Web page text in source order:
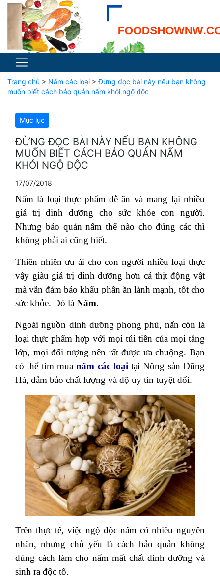
Trang chủ > Nấm các loại >Đừng đọc bài này nếu bạn không
muốn biết cách bảo quản nấm khỏi ngộ độc
Mục lục
ĐỪNG ĐỌC BÀI NÀY NẾU BẠN KHÔNG
MUỐN BIẾT CÁCH BẢO QUẢN NẤM
KHỎI NGỘ ĐỘC
17/07/2018
Nấm là loại thực phẩm dễ ăn và mang lại nhiều
giá trị dinh dưỡng cho sức khỏe con người.
Nhưng bảo quản nấm thế nào cho đúng các thì
không phải ai cũng biết.
Thiên nhiên ưu ái cho con người nhiều loại thực
vậy giàu giá trị dinh dưỡng hơn cả thịt động vật
mà vẫn đảm bảo khẩu phần ăn lành mạnh, tốt cho
sức khỏe. Đó là Nấm.
Ngoài nguồn dinh dưỡng phong phú, nấn còn là
loại thực phẩm hợp với mọi túi tiền của mọi tầng
lớp, mọi đối tượng nên rất được ưa chuộng. Bạn
có thể tìm muanấm các loại tại Nông sản Dũng
Hà, đảm bảo chất lượng và độ uy tín tuyệt đối.
Trên thực tế, việc ngộ độc nấm có nhiều nguyên
nhân, nhưng chủ yếu là cách bảo quản không
đúng cách làm cho nấm mất chất dinh dưỡng và
sinh ra độc tố.